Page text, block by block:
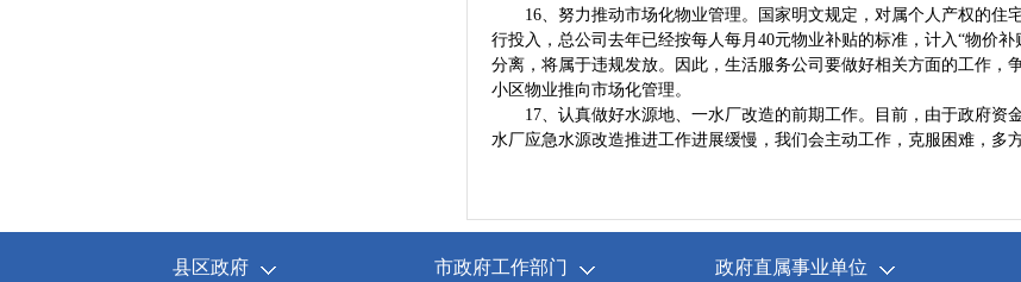
16、努力推动市场化物业管理。国家明文规定，对属个人产权的住
行投入，总公司去年已经按每人每月40元物业补贴的标准，计入“物价
分离，将属于违规发放。因此，生活服务公司要做好相关方面的工作，
小区物业推向市场化管理。
17、认真做好水源地、一水厂改造的前期工作。目前，由于政府资
水厂应急水源改造推进工作进展缓慢，我们会主动工作，克服困难，多
县区政府 市政府工作部门 政府直属事业单位